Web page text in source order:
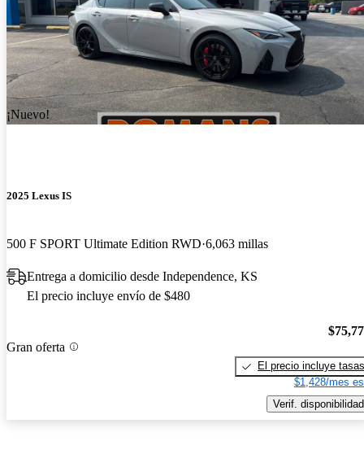
¡Nuevo!
2025 Lexus IS
500 F SPORT Ultimate Edition RWD 6,063 millas
Entrega a domicilio desde Independence, KS
El precio incluye envío de $480
Gran oferta
El precio incluye tasas
$1,428/mes
Verif. disponibilidad